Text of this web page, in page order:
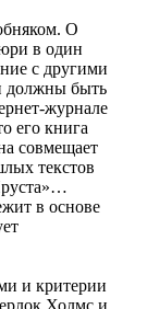
О
в один
с другими
должны быть
журнале
его книга
совмещает
текстов
в основе
и критерии
Холмс и